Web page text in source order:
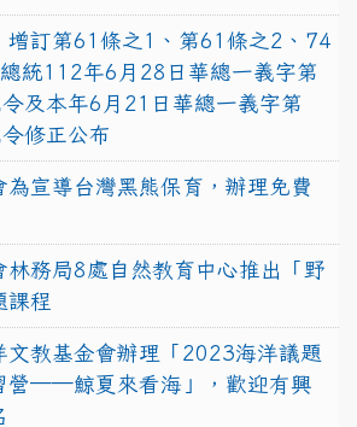
增訂第61條之1、第61條之2、74
統112年6月28日華總一義字第
及本年6月21日華總一義字第
修正公布
為宣導台灣黑熊保育，辦理免費
林務局8處自然教育中心推出「野
課程
文教基金會辦理「2023海洋議題
營──鯨夏來看海」，歡迎有興